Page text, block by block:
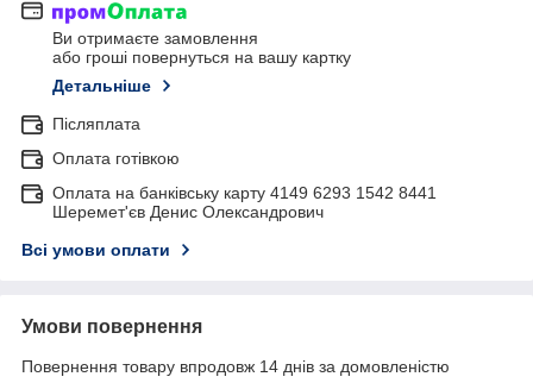
Ви отримаєте замовлення
або гроші повернуться на вашу картку
Детальніше
Післяплата
Оплата готівкою
Оплата на банківську карту 4149 6293 1542 8441
Шеремет'єв Денис Олександрович
Всі умови оплати
Умови повернення
Повернення товару впродовж 14 днів за домовленістю